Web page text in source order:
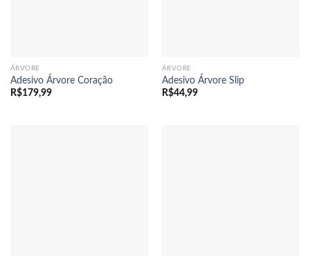
ÁRVORE
Adesivo Árvore Coração
R$179,99
ÁRVORE
Adesivo Árvore Slip
R$44,99